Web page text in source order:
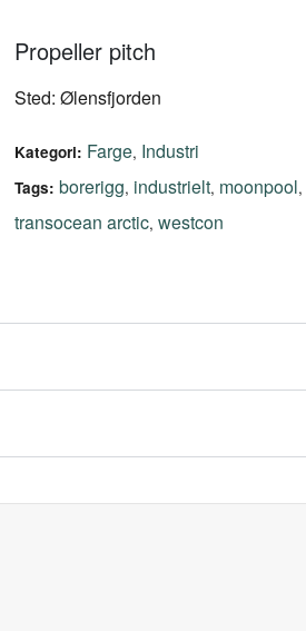
Propeller pitch
Sted: Ølensfjorden
Kategori: Farge, Industri
Tags: borerigg, industrielt, moonpool,
transocean arctic, westcon